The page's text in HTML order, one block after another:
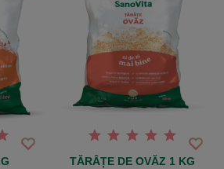
TĂRÂȚE DE OVĂZ 1 KG